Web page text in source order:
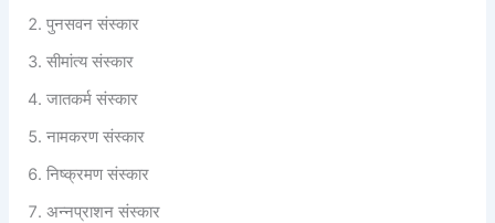
पुनसवन संस्कार
सीमांत्य संस्कार
जातकर्म संस्कार
नामकरण संस्कार
निष्क्रमण संस्कार
अन्नप्राशन संस्कार